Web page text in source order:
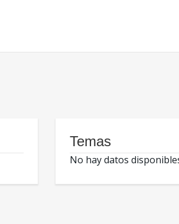
Temas
No hay datos